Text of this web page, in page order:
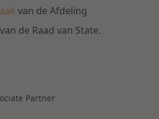
Verzekering
van de Afdeling
de Raad van State.
Partner